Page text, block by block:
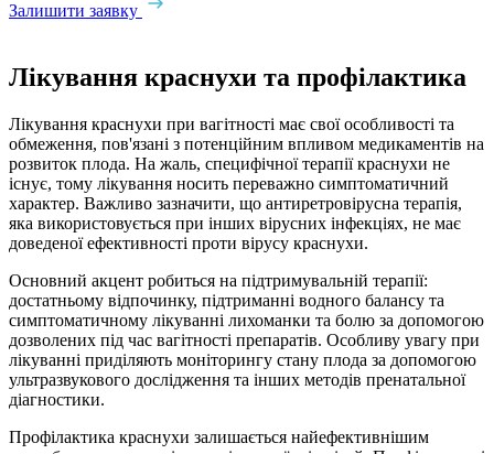
Залишити заявку
Лікування краснухи та профілактика
Лікування краснухи при вагітності має свої особливості та
обмеження, пов'язані з потенційним впливом медикаментів на
розвиток плода. На жаль, специфічної терапії краснухи не
існує, тому лікування носить переважно симптоматичний
характер. Важливо зазначити, що антиретровірусна терапія,
яка використовується при інших вірусних інфекціях, не має
доведеної ефективності проти вірусу краснухи.
Основний акцент робиться на підтримувальній терапії:
достатньому відпочинку, підтриманні водного балансу та
симптоматичному лікуванні лихоманки та болю за допомогою
дозволених під час вагітності препаратів. Особливу увагу при
лікуванні приділяють моніторингу стану плода за допомогою
ультразвукового дослідження та інших методів пренатальної
діагностики.
Профілактика краснухи залишається найефективнішим